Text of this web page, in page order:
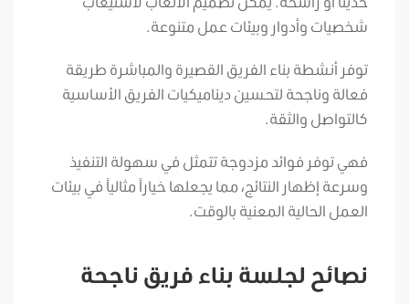
شخصيات وأدوار وبيئات عمل متنوعة.
توفر أنشطة بناء الفريق القصيرة والمباشرة طريقة
فعالة وناجحة لتحسين ديناميكيات الفريق الأساسية
كالتواصل والثقة.
فهي توفر فوائد مزدوجة تتمثل في سهولة التنفيذ
وسرعة إظهار النتائج، مما يجعلها خياراً مثالياً في بيئات
العمل الحالية المعنية بالوقت.
نصائح لجلسة بناء فريق ناجحة